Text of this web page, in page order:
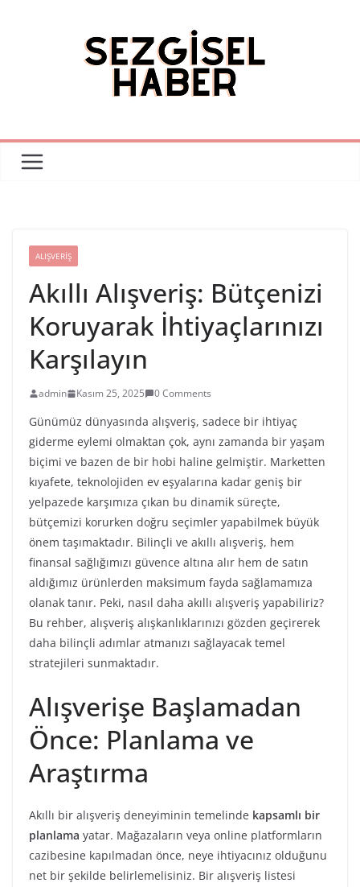
ALIŞVERIŞ
Akıllı Alışveriş: Bütçenizi
Koruyarak İhtiyaçlarınızı
Karşılayın
admin Kasım 25, 2025 0 Comments
Günümüz dünyasında alışveriş, sadece bir ihtiyaç
giderme eylemi olmaktan çok, aynı zamanda bir yaşam
biçimi ve bazen de bir hobi haline gelmiştir. Marketten
kıyafete, teknolojiden ev eşyalarına kadar geniş bir
yelpazede karşımıza çıkan bu dinamik süreçte,
bütçemizi korurken doğru seçimler yapabilmek büyük
önem taşımaktadır. Bilinçli ve akıllı alışveriş, hem
finansal sağlığımızı güvence altına alır hem de satın
aldığımız ürünlerden maksimum fayda sağlamamıza
olanak tanır. Peki, nasıl daha akıllı alışveriş yapabiliriz?
Bu rehber, alışveriş alışkanlıklarınızı gözden geçirerek
daha bilinçli adımlar atmanızı sağlayacak temel
stratejileri sunmaktadır.
Alışverişe Başlamadan
Önce: Planlama ve
Araştırma
Akıllı bir alışveriş deneyiminin temelinde kapsamlı bir
planlama yatar. Mağazaların veya online platformların
cazibesine kapılmadan önce, neye ihtiyacınız olduğunu
net bir şekilde belirlemelisiniz. Bir alışveriş listesi